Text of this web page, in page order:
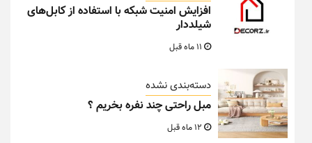
افزایش امنیت شبکه با استفاده از کابل‌های
شیلددار
دسته‌بندی نشده
مبل راحتی چند نفره بخریم ؟